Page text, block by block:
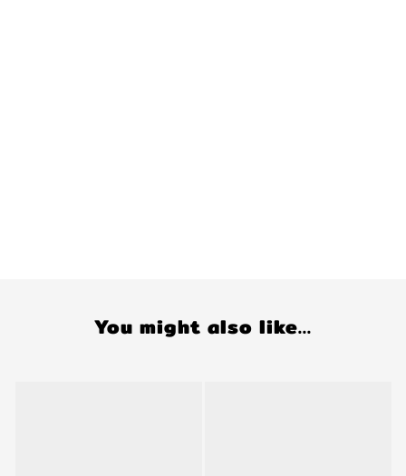
You might also like...